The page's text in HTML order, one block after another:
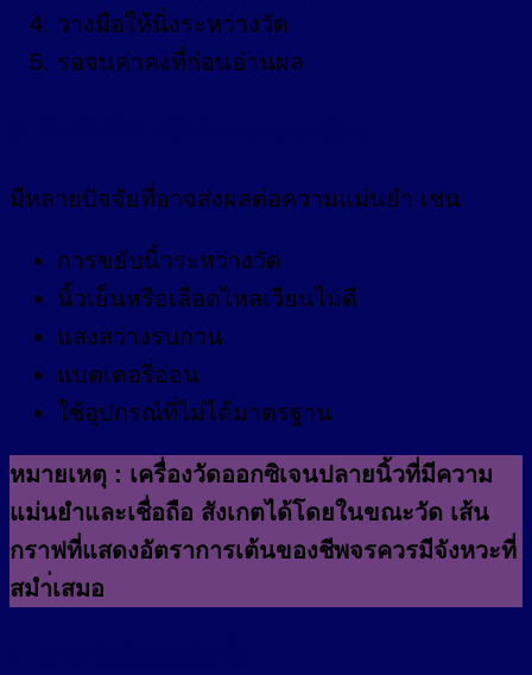
วางมือให้นิ่งระหว่างวัด
รอจนค่าคงที่ก่อนอ่านผล
มีหลายปัจจัยที่อาจส่งผลต่อความแม่นยำ เช่น
การขยับนิ้วระหว่างวัด
นิ้วเย็นหรือเลือดไหลเวียนไม่ดี
แสงสว่างรบกวน
แบตเตอรี่อ่อน
ใช้อุปกรณ์ที่ไม่ได้มาตรฐาน
หมายเหตุ : เครื่องวัดออกซิเจนปลายนิ้วที่มีความ
แม่นยำและเชื่อถือ สังเกตได้โดยในขณะวัด เส้น
กราฟที่แสดงอัตราการเต้นของชีพจรควรมีจังหวะที่
สมำ่เสมอ